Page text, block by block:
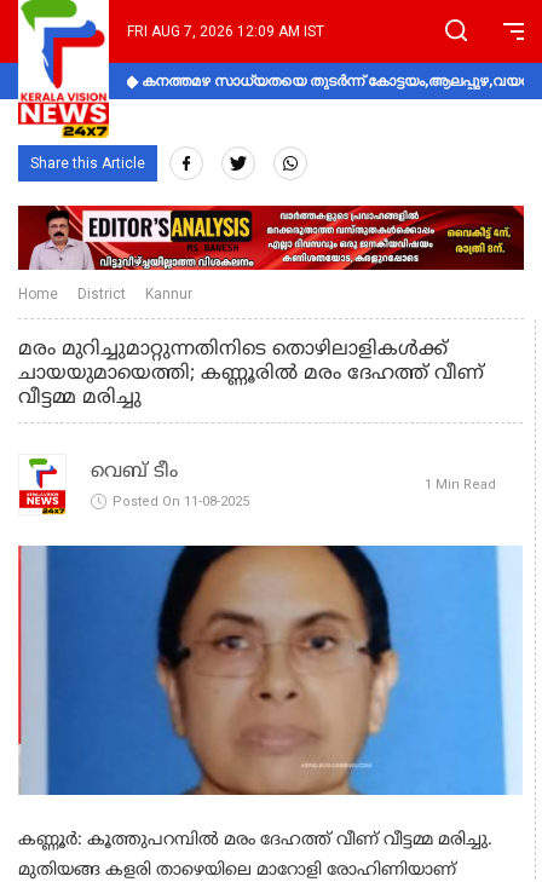
FRI AUG 7, 2026 12:09 AM IST
കനത്തമഴ സാധ്യതയെ തുടർന്ന്
Share this Article
Home District Kannur
മരം മുറിച്ചുമാറ്റുന്നതിനിടെ തൊഴിലാളികൾക്ക്
ചായയുമായെത്തി; കണ്ണൂരിൽ മരം ദേഹത്ത് വീണ്
വീട്ടമ്മ മരിച്ചു
വെബ് ടീം
Posted On 11-08-2025
1 Min Read
കണ്ണൂർ: കൂത്തുപറമ്പിൽ മരം ദേഹത്ത് വീണ് വീട്ടമ്മ മരിച്ചു.
മുതിയങ്ങ കളരി താഴെയിലെ മാറോളി രോഹിണിയാണ്